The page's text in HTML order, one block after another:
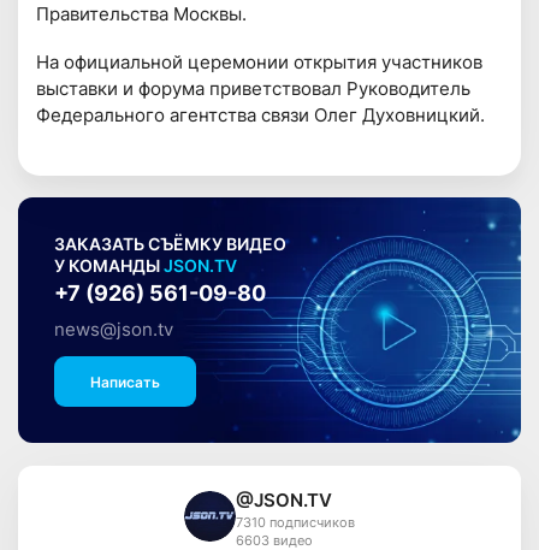
Правительства Москвы.
На официальной церемонии открытия участников
выставки и форума приветствовал Руководитель
Федерального агентства связи Олег Духовницкий.
ЗАКАЗАТЬ СЪЁМКУ ВИДЕО
У КОМАНДЫJSON.TV
+7 (926) 561-09-80
news@json.tv
Написать
@JSON.TV
7310 подписчиков
6603 видео